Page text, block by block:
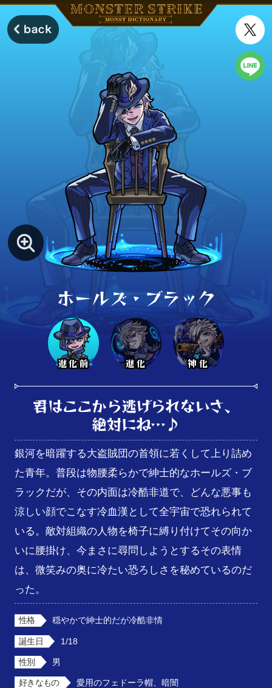
ホールズ・ブラック
進化前 進化 神化
君はここから逃げられないさ、
絶対にね…♪
銀河を暗躍する大盗賊団の首領に若くして上り詰め
た青年。普段は物腰柔らかで紳士的なホールズ・ブ
ラックだが、その内面は冷酷非道で、どんな悪事も
涼しい顔でこなす冷血漢として全宇宙で恐れられて
いる。敵対組織の人物を椅子に縛り付けてその向か
いに腰掛け、今まさに尋問しようとするその表情
は、微笑みの奥に冷たい恐ろしさを秘めているのだ
った。
性格 穏やかで紳士的だが冷酷非情
誕生日 1/18
性別 男
好きなもの 愛用のフェドーラ帽、暗闇